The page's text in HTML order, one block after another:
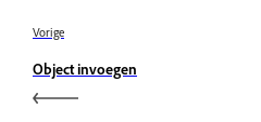
Vorige
Object invoegen